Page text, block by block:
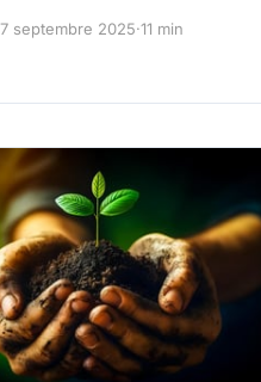
7 septembre 2025·11 min